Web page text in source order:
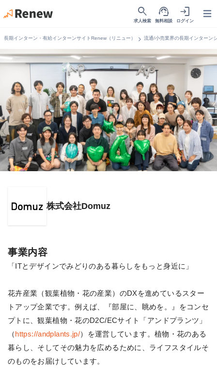
search
求人検索
support_agent
無料相談
login
ログイン
長期インターン・有給インターンサイトRenew（リニュー） chevron_right 流通/小売業界の長期インターン
株式会社Domuz
事業内容
「ITとデザインでみどりのある暮らしをもっと身近に」
花卉産業（観葉植物・花の産業）のDXを進めているスター
トアップ企業です。例えば、『部屋に、眺めを。』をコンセ
プトに、観葉植物・花のD2C/ECサイト「アンドプランツ」
（https://andplants.jp/）を運営しています。植物・花のある
暮らし、そしてその魅力を広めるために、ライフスタイルそ
のものをお届けしています。